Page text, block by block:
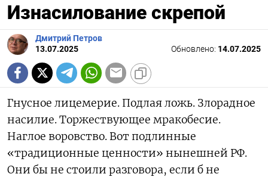
Изнасилование скрепой
Дмитрий Петров
13.07.2025
Обновлено: 14.07.2025
Гнусное лицемерие. Подлая ложь. Злорадное
насилие. Торжествующее мракобесие.
Наглое воровство. Вот подлинные
«традиционные ценности» нынешней РФ.
Они бы не стоили разговора, если б не